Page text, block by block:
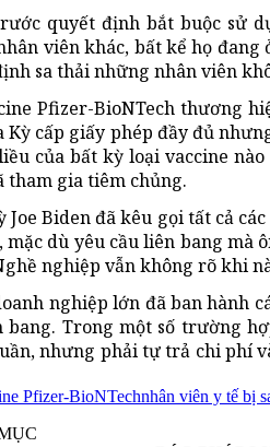
quyết định bắt buộc sử
viên khác, bất kể họ
sa thải những nhân viên
Pfizer-BioNTech thương
Kỳ cấp giấy phép đầy đủ
của bất kỳ loại vaccine
tham gia tiêm chủng.
Joe Biden đã kêu gọi tất cả
dù yêu cầu liên bang mà
nghiệp vẫn không rõ khi
nghiệp lớn đã ban hành
bang. Trong một số trường
nhưng phải tự trả chi phí
Pfizer-BioNTechnhân viên y tế bị